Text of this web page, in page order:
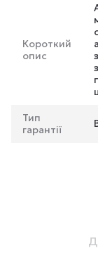
Короткий
опис
Тип
гарантії